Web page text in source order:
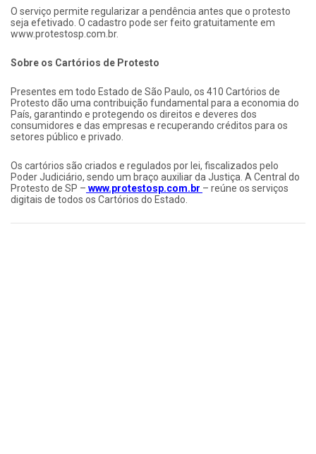
O serviço permite regularizar a pendência antes que o protesto
seja efetivado. O cadastro pode ser feito gratuitamente em
www.protestosp.com.br.
Sobre os Cartórios de Protesto
Presentes em todo Estado de São Paulo, os 410 Cartórios de
Protesto dão uma contribuição fundamental para a economia do
País, garantindo e protegendo os direitos e deveres dos
consumidores e das empresas e recuperando créditos para os
setores público e privado.
Os cartórios são criados e regulados por lei, fiscalizados pelo
Poder Judiciário, sendo um braço auxiliar da Justiça. A Central do
Protesto de SP – www.protestosp.com.br – reúne os serviços
digitais de todos os Cartórios do Estado.